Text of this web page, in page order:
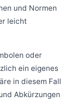
und Normen
leicht
oder
ein eigenes
in diesem Fall
Abkürzungen